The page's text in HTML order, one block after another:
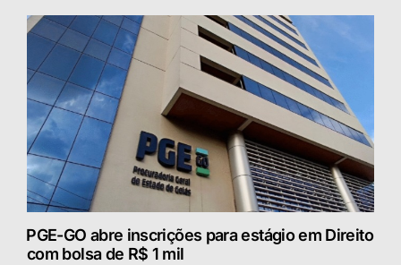
⁠PGE-GO abre inscrições para estágio em Direito
com bolsa de R$ 1 mil